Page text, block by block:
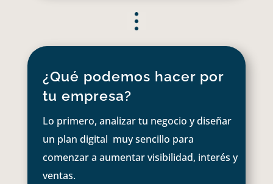
¿Qué podemos hacer por
tu empresa?
Lo primero, analizar tu negocio y diseñar
un plan digital muy sencillo para
comenzar a aumentar visibilidad, interés y
ventas.